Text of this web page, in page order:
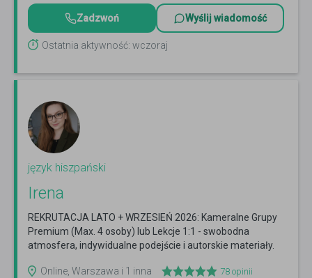
Zadzwoń Wyślij wiadomość
Ostatnia aktywność: wczoraj
język hiszpański
Irena
REKRUTACJA LATO + WRZESIEŃ 2026: Kameralne Grupy
Premium (Max. 4 osoby) lub Lekcje 1:1 - swobodna
atmosfera, indywidualne podejście i autorskie materiały.
Online, Warszawa i 1 inna
78 opinii